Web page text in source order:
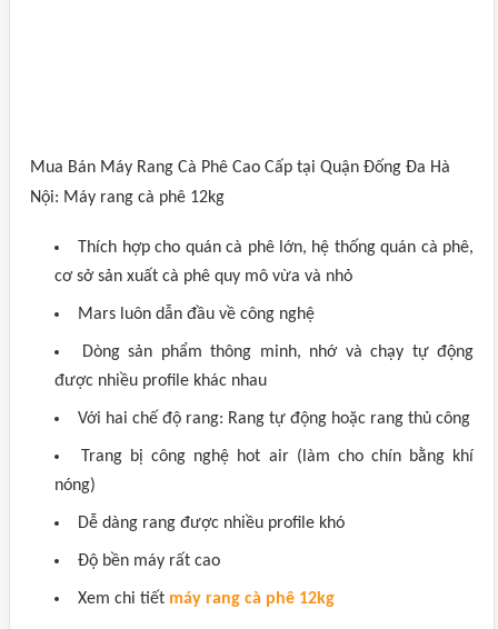
Mua Bán Máy Rang Cà Phê Cao Cấp tại Quận Đống Đa Hà
Nội: Máy rang cà phê 12kg
Thích hợp cho quán cà phê lớn, hệ thống quán cà phê,
cơ sở sản xuất cà phê quy mô vừa và nhỏ
Mars luôn dẫn đầu về công nghệ
Dòng sản phẩm thông minh, nhớ và chạy tự động
được nhiều profile khác nhau
Với hai chế độ rang: Rang tự động hoặc rang thủ công
Trang bị công nghệ hot air (làm cho chín bằng khí
nóng)
Dễ dàng rang được nhiều profile khó
Độ bền máy rất cao
Xem chi tiết máy rang cà phê 12kg